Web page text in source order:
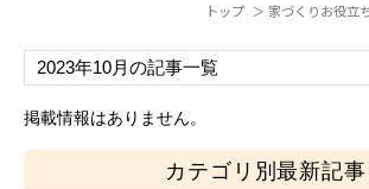
トップ 家づくりお役立
2023年10月の記事一覧
掲載情報はありません。
カテゴリ別最新記事